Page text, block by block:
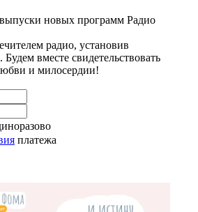
новых программ Радио
радио, установив
вместе свидетельствовать
и милосердии!
платежа